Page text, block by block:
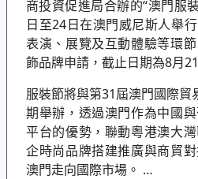
商投資促進局合辦的“澳門服
日至24日在澳門威尼斯人舉
表演、展覽及互動體驗等環
飾品牌申請，截止日期為8月
服裝節將與第31屆澳門國際貿
期舉辦，透過澳門作為中國
平台的優勢，聯動粵港澳大
企時尚品牌搭建推廣與商貿
澳門走向國際市場。 …